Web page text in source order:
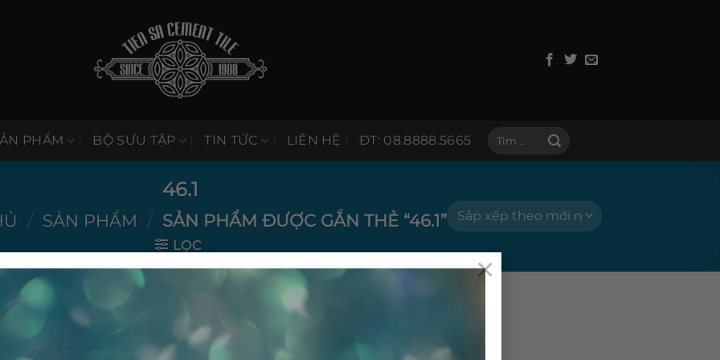
×
PHẨM BỘ SƯU TẬP TIN TỨC LIÊN HỆ ĐT: 08.8888.5665
Tìm
46.1
/ SẢN PHẨM / SẢN PHẨM ĐƯỢC GẮN THẺ “46.1”
LỌC